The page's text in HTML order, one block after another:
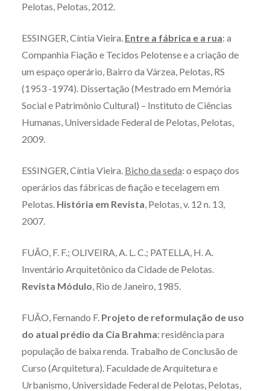
Pelotas, Pelotas, 2012.
ESSINGER, Cíntia Vieira. Entre a fábrica e a rua: a
Companhia Fiação e Tecidos Pelotense e a criação de
um espaço operário, Bairro da Várzea, Pelotas, RS
(1953 -1974). Dissertação (Mestrado em Memória
Social e Patrimônio Cultural) – Instituto de Ciências
Humanas, Universidade Federal de Pelotas, Pelotas,
2009.
ESSINGER, Cíntia Vieira. Bicho da seda: o espaço dos
operários das fábricas de fiação e tecelagem em
Pelotas. História em Revista, Pelotas, v. 12 n. 13,
2007.
FUÃO, F. F.; OLIVEIRA, A. L. C.; PATELLA, H. A.
Inventário Arquitetônico da Cidade de Pelotas.
Revista Módulo, Rio de Janeiro, 1985.
FUÃO, Fernando F. Projeto de reformulação de uso
do atual prédio da Cia Brahma: residência para
população de baixa renda. Trabalho de Conclusão de
Curso (Arquitetura). Faculdade de Arquitetura e
Urbanismo, Universidade Federal de Pelotas, Pelotas,